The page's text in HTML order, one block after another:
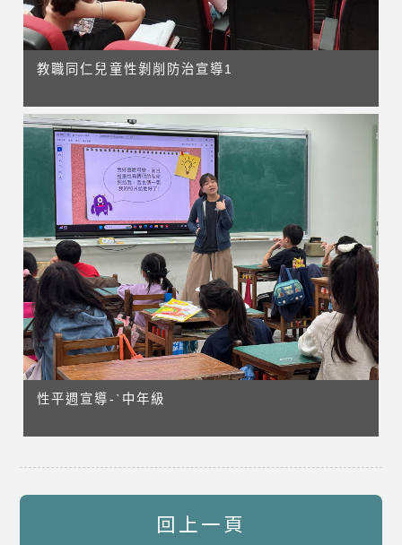
教職同仁兒童性剝削防治宣導1
性平週宣導-ˋ中年級
回上一頁